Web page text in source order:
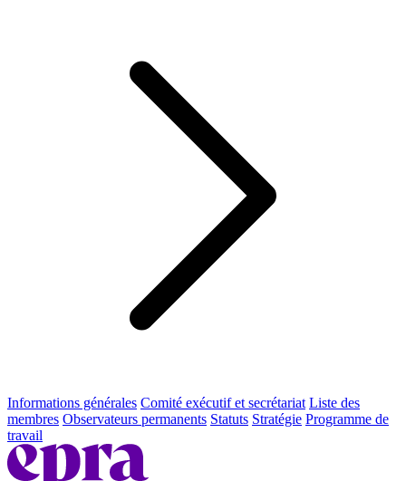
Informations générales Comité exécutif et secrétariat Liste des
membres Observateurs permanents Statuts Stratégie Programme de
travail